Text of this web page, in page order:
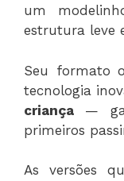
um
estrutura leve
Seu formato
tecnologia
criança —
primeiros
As versões